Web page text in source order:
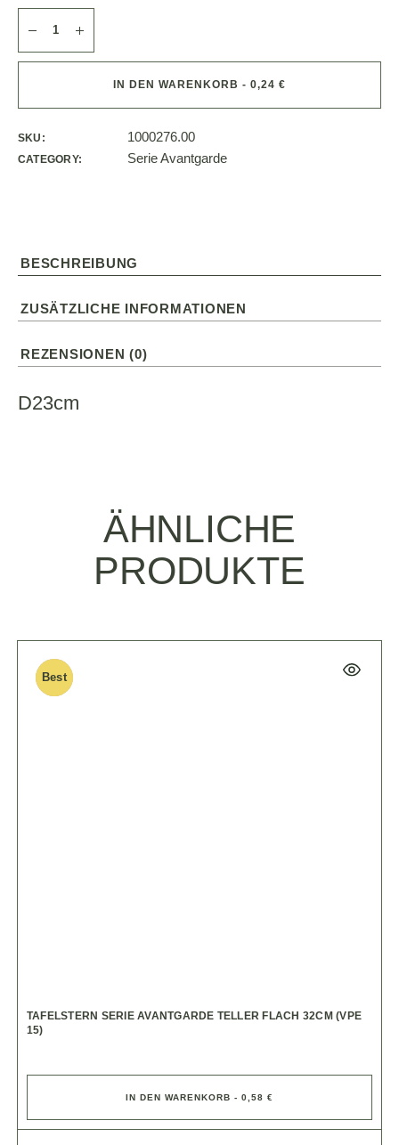
IN DEN WARENKORB - 0,24 €
SKU: 1000276.00
CATEGORY: Serie Avantgarde
BESCHREIBUNG
ZUSÄTZLICHE INFORMATIONEN
REZENSIONEN (0)
D23cm
ÄHNLICHE
PRODUKTE
New
Best
TAFELSTERN SERIE AVANTGARDE TELLER FLACH 32CM (VPE
15)
IN DEN WARENKORB - 0,58 €